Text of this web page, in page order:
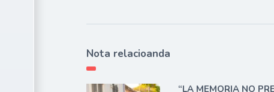
Nota relacioanda
“LA MEMORIA NO